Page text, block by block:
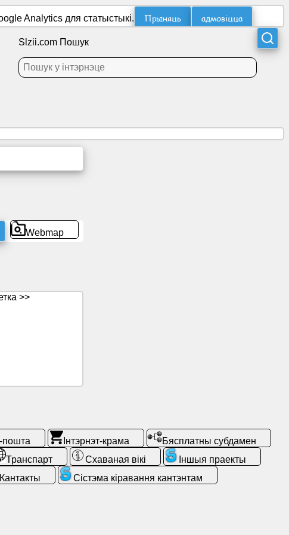
Analytics для статыстыкі. Прыняць адмовіцца
Slzii.com Пошук
Webmap
>>
пошта Інтэрнэт-крама
Бясплатны субдамен
Транспарт Схаваная вікі
Іншыя праекты
Кантакты
Сістэма кіравання кантэнтам